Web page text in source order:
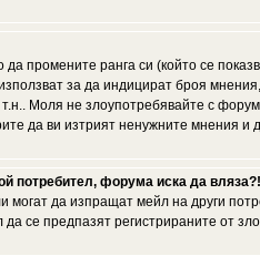
промените ранга си (който се
за да индицират броя
Моля не злоупотребявайте с
да ви изтрият ненужните мнения и
потребител, форума иска да вляза?!
могат да изпращат мейл на други
да се предпазят регистрираните от